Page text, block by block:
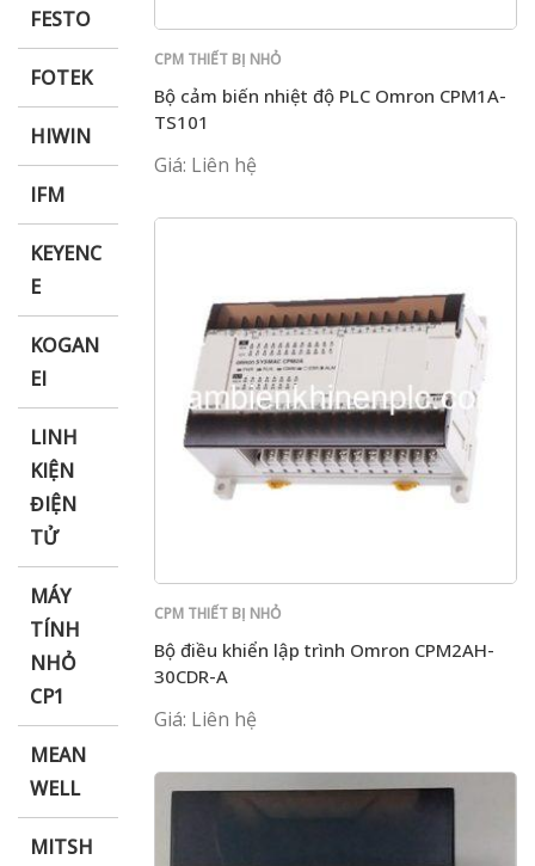
FESTO
FOTEK
HIWIN
IFM
KEYENC
E
KOGAN
EI
LINH
KIỆN
ĐIỆN
TỬ
MÁY
TÍNH
NHỎ
CP1
MEAN
WELL
MITSH
CPM THIẾT BỊ NHỎ
Bộ cảm biến nhiệt độ PLC Omron CPM1A-
TS101
Giá: Liên hệ
CPM THIẾT BỊ NHỎ
Bộ điều khiển lập trình Omron CPM2AH-
30CDR-A
Giá: Liên hệ